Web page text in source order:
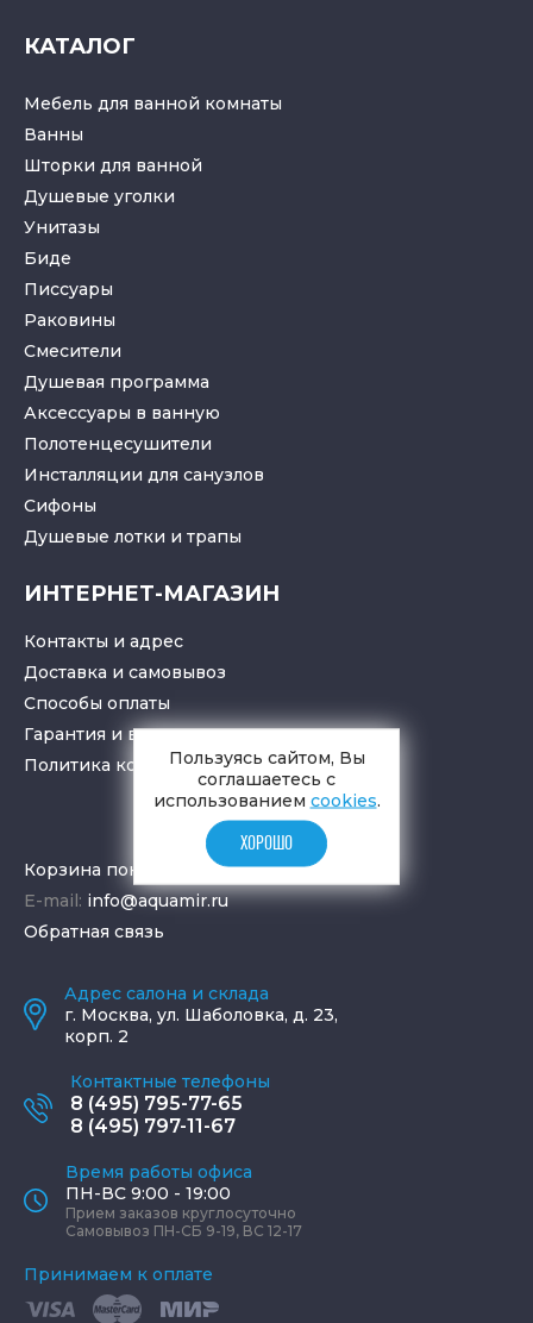
КАТАЛОГ
Мебель для ванной комнаты
Ванны
Шторки для ванной
Душевые уголки
Унитазы
Биде
Писсуары
Раковины
Смесители
Душевая программа
Аксессуары в ванную
Полотенцесушители
Инсталляции для санузлов
Cифоны
Душевые лотки и трапы
ИНТЕРНЕТ-МАГАЗИН
Контакты и адрес
Доставка и самовывоз
Способы оплаты
Гарантия и возврат товара
Политика конфиденциальности
Корзина покупок
E-mail: info@aquamir.ru
Обратная связь
Адрес салона и склада
г. Москва, ул. Шаболовка, д. 23,
корп. 2
Контактные телефоны
8 (495) 795-77-65
8 (495) 797-11-67
Время работы офиса
ПН-ВС 9:00 - 19:00
Прием заказов круглосуточно
Самовывоз ПН-СБ 9-19, ВС 12-17
Принимаем к оплате
Пользуясь сайтом, Вы
соглашаетесь с
использованием cookies.
ХОРОШО